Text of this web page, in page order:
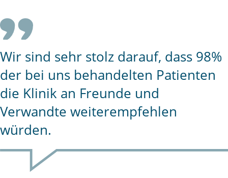
Wir sind sehr stolz darauf, dass 98%
der bei uns behandelten Patienten
die Klinik an Freunde und
Verwandte weiterempfehlen
würden.